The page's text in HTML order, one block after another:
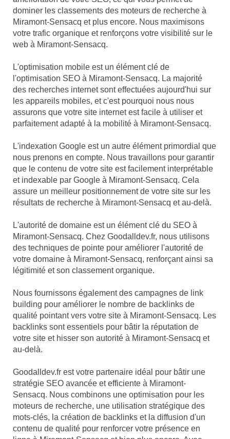
dominer les classements des moteurs de recherche à
Miramont-Sensacq et plus encore. Nous maximisons
votre trafic organique et renforçons votre visibilité sur le
web à Miramont-Sensacq.
L'optimisation mobile est un élément clé de
l'optimisation SEO à Miramont-Sensacq. La majorité
des recherches internet sont effectuées aujourd'hui sur
les appareils mobiles, et c'est pourquoi nous nous
assurons que votre site internet est facile à utiliser et
parfaitement adapté à la mobilité à Miramont-Sensacq.
L'indexation Google est un autre élément primordial que
nous prenons en compte. Nous travaillons pour garantir
que le contenu de votre site est facilement interprétable
et indexable par Google à Miramont-Sensacq. Cela
assure un meilleur positionnement de votre site sur les
résultats de recherche à Miramont-Sensacq et au-delà.
L'autorité de domaine est un élément clé du SEO à
Miramont-Sensacq. Chez Goodalldev.fr, nous utilisons
des techniques de pointe pour améliorer l'autorité de
votre domaine à Miramont-Sensacq, renforçant ainsi sa
légitimité et son classement organique.
Nous fournissons également des campagnes de link
building pour améliorer le nombre de backlinks de
qualité pointant vers votre site à Miramont-Sensacq. Les
backlinks sont essentiels pour bâtir la réputation de
votre site et hisser son autorité à Miramont-Sensacq et
au-delà.
Goodalldev.fr est votre partenaire idéal pour bâtir une
stratégie SEO avancée et efficiente à Miramont-
Sensacq. Nous combinons une optimisation pour les
moteurs de recherche, une utilisation stratégique des
mots-clés, la création de backlinks et la diffusion d'un
contenu de qualité pour renforcer votre présence en